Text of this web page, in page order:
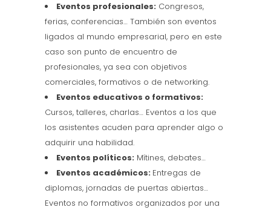
Eventos profesionales: Congresos,
ferias, conferencias… También son eventos
ligados al mundo empresarial, pero en este
caso son punto de encuentro de
profesionales, ya sea con objetivos
comerciales, formativos o de networking.
Eventos educativos o formativos:
Cursos, talleres, charlas… Eventos a los que
los asistentes acuden para aprender algo o
adquirir una habilidad.
Eventos políticos: Mítines, debates…
Eventos académicos: Entregas de
diplomas, jornadas de puertas abiertas…
Eventos no formativos organizados por una